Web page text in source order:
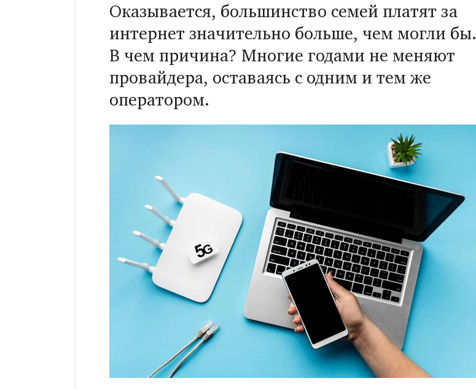
Оказывается, большинство семей платят за
интернет значительно больше, чем могли бы.
В чем причина? Многие годами не меняют
провайдера, оставаясь с одним и тем же
оператором.